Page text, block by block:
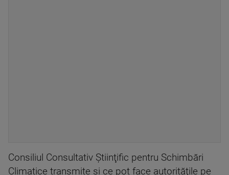
Consiliul Consultativ Ştiinţific pentru Schimbări
Climatice transmite şi ce pot face autorităţile pe